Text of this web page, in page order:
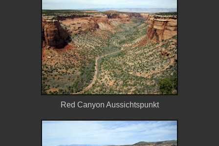
Red Canyon Aussichtspunkt